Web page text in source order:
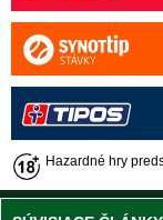
Hazardné hry